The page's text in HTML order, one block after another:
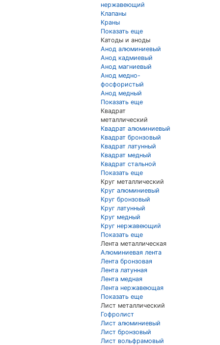
нержавеющий
Клапаны
Краны
Показать еще
Катоды и аноды
Анод алюминиевый
Анод кадмиевый
Анод магниевый
Анод медно-
фосфористый
Анод медный
Показать еще
Квадрат
металлический
Квадрат алюминиевый
Квадрат бронзовый
Квадрат латунный
Квадрат медный
Квадрат стальной
Показать еще
Круг металлический
Круг алюминиевый
Круг бронзовый
Круг латунный
Круг медный
Круг нержавеющий
Показать еще
Лента металлическая
Алюминиевая лента
Лента бронзовая
Лента латунная
Лента медная
Лента нержавеющая
Показать еще
Лист металлический
Гофролист
Лист алюминиевый
Лист бронзовый
Лист вольфрамовый